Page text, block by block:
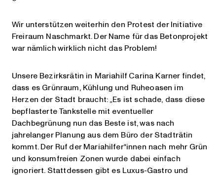
Wir unterstützen weiterhin den Protest der Initiative
Freiraum Naschmarkt. Der Name für das Betonprojekt
war nämlich wirklich nicht das Problem!
Unsere Bezirksrätin in Mariahilf Carina Karner findet,
dass es Grünraum, Kühlung und Ruheoasen im
Herzen der Stadt braucht: „Es ist schade, dass diese
bepflasterte Tankstelle mit eventueller
Dachbegrünung nun das Beste ist, was nach
jahrelanger Planung aus dem Büro der Stadträtin
kommt. Der Ruf der Mariahilfer*innen nach mehr Grün
und konsumfreien Zonen wurde dabei einfach
ignoriert. Stattdessen gibt es Luxus-Gastro und